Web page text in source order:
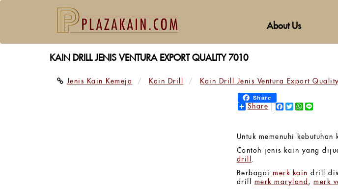
About Us
KAIN DRILL JENIS VENTURA EXPORT QUALITY 7010
Jenis Kain Kemeja Kain Drill Kain Drill Jenis Ventura Export
Share
Share Facebook
TwitterWhatsApp
Untuk memenuhi
Contoh jenis kain yang
drill .
Berbagaimerk kain drill
drill merk maryland ,merk